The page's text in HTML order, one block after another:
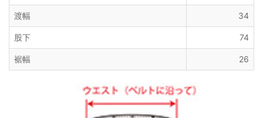
渡幅 34
股下 74
裾幅 26